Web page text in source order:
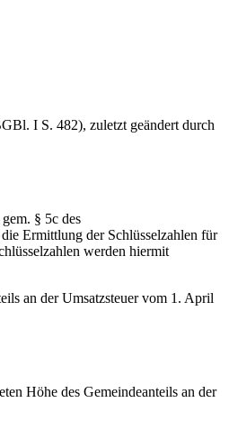
I S. 482), zuletzt geändert durch
§ 5c des
Ermittlung der Schlüsselzahlen für
werden hiermit
an der Umsatzsteuer vom 1. April
Höhe des Gemeindeanteils an der